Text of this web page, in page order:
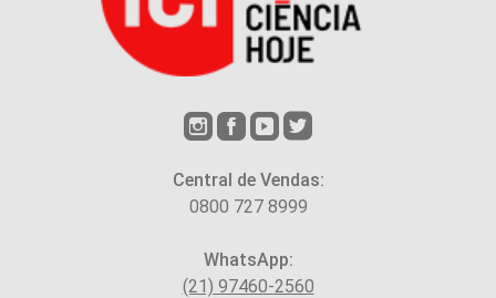
Central de Vendas:
0800 727 8999
WhatsApp:
(21) 97460-2560